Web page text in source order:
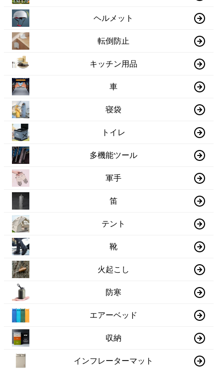
ヘルメット
転倒防止
キッチン用品
車
寝袋
トイレ
多機能ツール
軍手
笛
テント
靴
火起こし
防寒
エアーベッド
収納
インフレーターマット